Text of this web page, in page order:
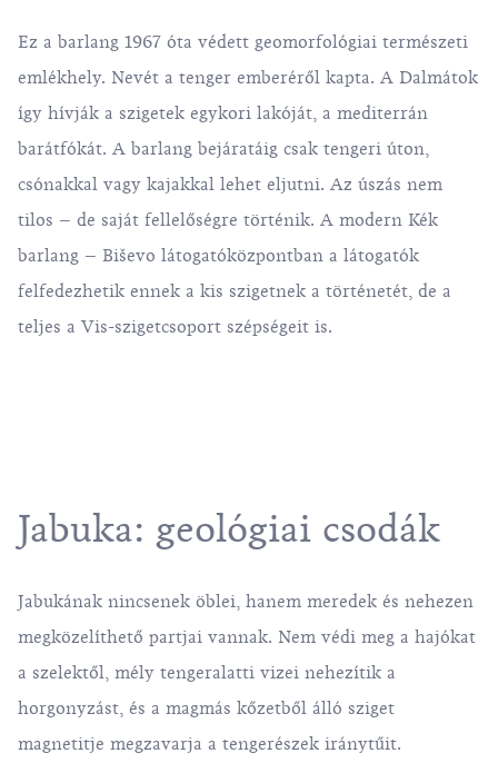
Ez a barlang 1967 óta védett geomorfológiai természeti
emlékhely. Nevét a tenger emberéről kapta. A Dalmátok
így hívják a szigetek egykori lakóját, a mediterrán
barátfókát. A barlang bejáratáig csak tengeri úton,
csónakkal vagy kajakkal lehet eljutni. Az úszás nem
tilos – de saját fellelőségre történik. A modern Kék
barlang – Biševo látogatóközpontban a látogatók
felfedezhetik ennek a kis szigetnek a történetét, de a
teljes a Vis-szigetcsoport szépségeit is.
Jabuka: geológiai csodák
Jabukának nincsenek öblei, hanem meredek és nehezen
megközelíthető partjai vannak. Nem védi meg a hajókat
a szelektől, mély tengeralatti vizei nehezítik a
horgonyzást, és a magmás kőzetből álló sziget
magnetitje megzavarja a tengerészek iránytűit.